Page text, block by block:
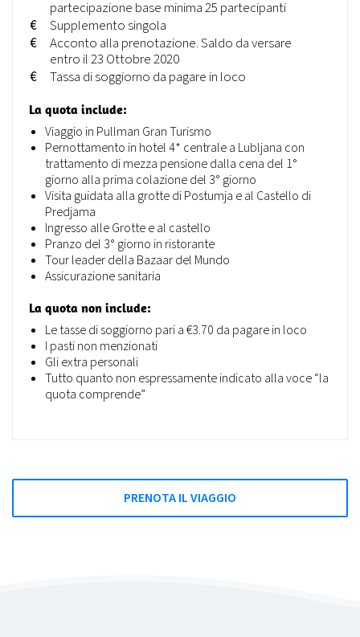
partecipazione base minima 25 partecipanti
€
Supplemento singola
€
Acconto alla prenotazione. Saldo da versare
entro il 23 Ottobre 2020
€
Tassa di soggiorno da pagare in loco
La quota include:
Viaggio in Pullman Gran Turismo
Pernottamento in hotel 4* centrale a Lubljana con
trattamento di mezza pensione dalla cena del 1°
giorno alla prima colazione del 3° giorno
Visita guidata alla grotte di Postumja e al Castello di
Predjama
Ingresso alle Grotte e al castello
Pranzo del 3° giorno in ristorante
Tour leader della Bazaar del Mundo
Assicurazione sanitaria
La quota non include:
Le tasse di soggiorno pari a €3.70 da pagare in loco
I pasti non menzionati
Gli extra personali
Tutto quanto non espressamente indicato alla voce “la
quota comprende”
PRENOTA IL VIAGGIO